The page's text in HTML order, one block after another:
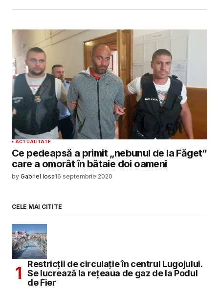
ACTUALITATE
Ce pedeapsă a primit „nebunul de la Făget”
care a omorât în bătaie doi oameni
by Gabriel Iosa16 septembrie 2020
CELE MAI CITITE
Restricții de circulație în centrul Lugojului.
Se lucrează la rețeaua de gaz de la Podul
de Fier